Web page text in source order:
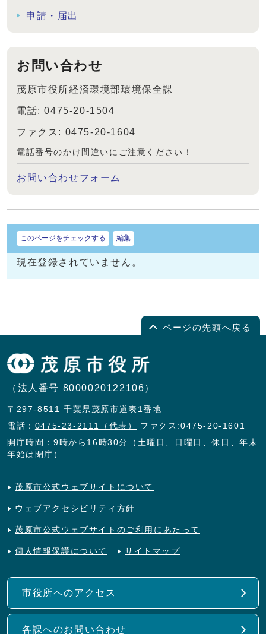
申請・届出
お問い合わせ
茂原市役所経済環境部環境保全課
電話: 0475-20-1504
ファクス: 0475-20-1604
電話番号のかけ間違いにご注意ください！
お問い合わせフォーム
このページをチェックする 編集
現在登録されていません。
ページの先頭へ戻る
（法人番号 8000020122106）
〒297-8511 千葉県茂原市道表1番地
電話： 0475-23-2111（代表）
ファクス:0475-20-1601
開庁時間：9時から16時30分（土曜日、日曜日、休日、年末
年始は閉庁）
茂原市公式ウェブサイトについて
ウェブアクセシビリティ方針
茂原市公式ウェブサイトのご利用にあたって
個人情報保護について サイトマップ
市役所へのアクセス
各課へのお問い合わせ